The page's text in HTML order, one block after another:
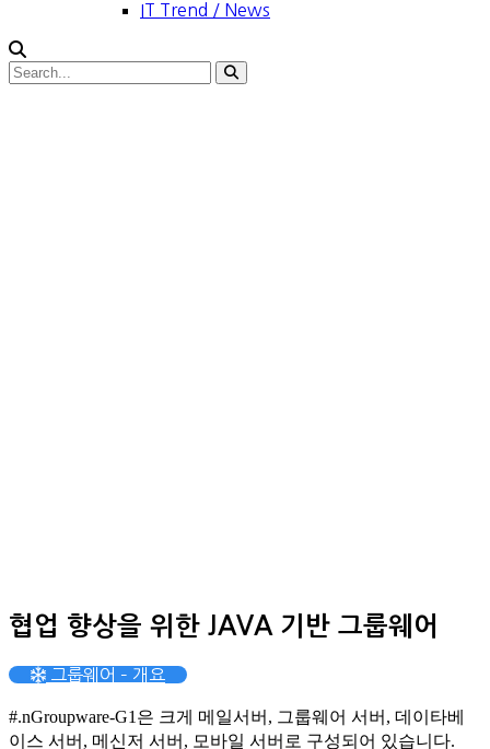
IT Trend / News
협업 향상을 위한 JAVA 기반 그룹웨어
그룹웨어 – 개요
#.nGroupware-G1은 크게 메일서버, 그룹웨어 서버, 데이타베
이스 서버, 메신저 서버, 모바일 서버로 구성되어 있습니다.